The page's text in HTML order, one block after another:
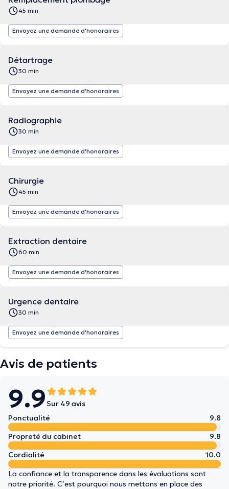
45 min
Envoyez une demande d'honoraires
Détartrage
30 min
Envoyez une demande d'honoraires
Radiographie
30 min
Envoyez une demande d'honoraires
Chirurgie
45 min
Envoyez une demande d'honoraires
Extraction dentaire
60 min
Envoyez une demande d'honoraires
Urgence dentaire
30 min
Envoyez une demande d'honoraires
Avis de patients
9.9 Sur 49 avis
Ponctualité
9.8
Propreté du cabinet
9.8
Cordialité
10.0
La confiance et la transparence dans les évaluations sont
notre priorité. C’est pourquoi nous mettons en place des